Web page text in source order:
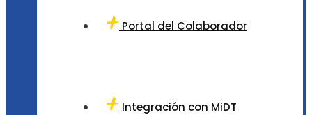
Portal del Colaborador
Integración con MiDT